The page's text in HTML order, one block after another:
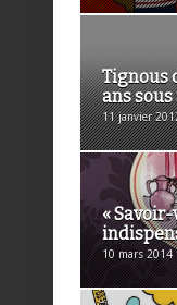
Tignous
ans sous
11 janvier
«
10 mars 2014